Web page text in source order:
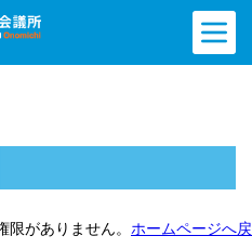
がありません。 ホームページへ戻